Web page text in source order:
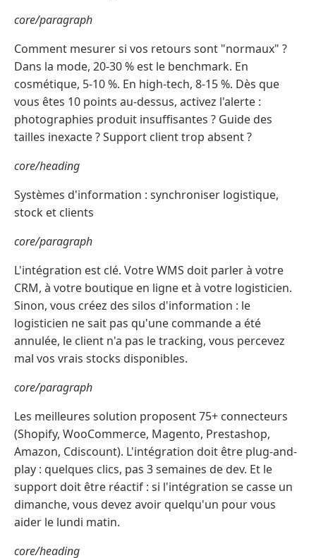
core/paragraph
Comment mesurer si vos retours sont "normaux" ?
Dans la mode, 20-30 % est le benchmark. En
cosmétique, 5-10 %. En high-tech, 8-15 %. Dès que
vous êtes 10 points au-dessus, activez l'alerte :
photographies produit insuffisantes ? Guide des
tailles inexacte ? Support client trop absent ?
core/heading
Systèmes d'information : synchroniser logistique,
stock et clients
core/paragraph
L'intégration est clé. Votre WMS doit parler à votre
CRM, à votre boutique en ligne et à votre logisticien.
Sinon, vous créez des silos d'information : le
logisticien ne sait pas qu'une commande a été
annulée, le client n'a pas le tracking, vous percevez
mal vos vrais stocks disponibles.
core/paragraph
Les meilleures solution proposent 75+ connecteurs
(Shopify, WooCommerce, Magento, Prestashop,
Amazon, Cdiscount). L'intégration doit être plug-and-
play : quelques clics, pas 3 semaines de dev. Et le
support doit être réactif : si l'intégration se casse un
dimanche, vous devez avoir quelqu'un pour vous
aider le lundi matin.
core/heading